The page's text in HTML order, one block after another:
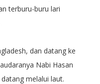
terburu-buru lari
dan datang ke
Nabi Hasan
melalui laut.